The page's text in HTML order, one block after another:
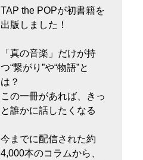
TAP the POPが初書籍を
出版しました！
「真の音楽」だけが持
つ“繋がり”や“物語”と
は？
この一冊があれば、きっ
と誰かに話したくなる
今までに配信された約
4,000本のコラムから、